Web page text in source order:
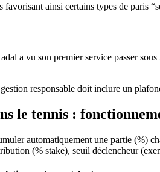
ainsi certains types de paris
a vu son premier service passer
responsable doit inclure un
le tennis :
automatiquement une partie (%)
(% stake), seuil déclencheur